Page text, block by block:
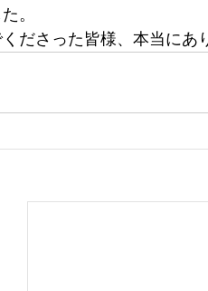
。
ださった皆様、本当にあ